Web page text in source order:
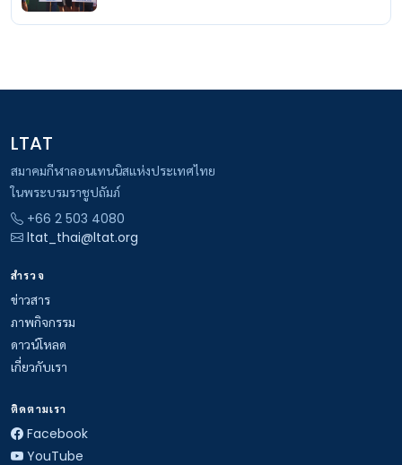
LTAT
สมาคมกีฬาลอนเทนนิสแห่งประเทศไทย
ในพระบรมราชูปถัมภ์
+66 2 503 4080
ltat_thai@ltat.org
สำรวจ
ข่าวสาร
ภาพกิจกรรม
ดาวน์โหลด
เกี่ยวกับเรา
ติดตามเรา
Facebook
YouTube